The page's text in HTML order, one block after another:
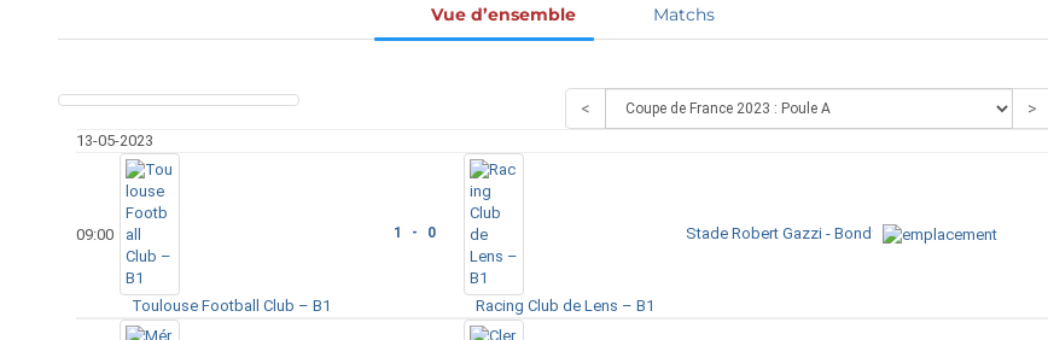
Vue d’ensemble Matchs
< >
13-05-2023
09:00
Toulouse Football Club – B1
1 - 0
Racing Club de Lens – B1
Stade Robert Gazzi - Bondy